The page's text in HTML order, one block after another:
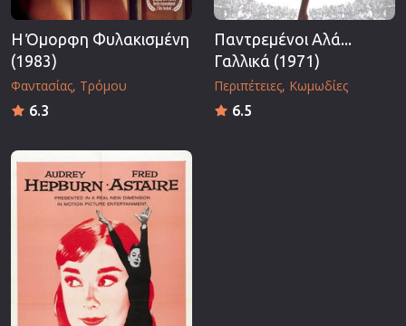
Η Όμορφη Φυλακισμένη
(1983)
Φαντασίας Τρόμου
6.3
Παντρεμένοι Αλά...
Γαλλικά (1971)
Περιπέτειες Κωμωδίες
6.5